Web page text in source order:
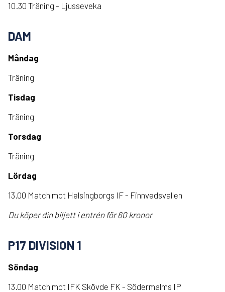
10.30 Träning - Ljusseveka
DAM
Måndag
Träning
Tisdag
Träning
Torsdag
Träning
Lördag
13.00 Match mot Helsingborgs IF - Finnvedsvallen
Du köper din biljett i entrén för 60 kronor
P17 DIVISION 1
Söndag
13.00 Match mot IFK Skövde FK - Södermalms IP